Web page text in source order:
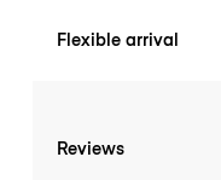
Flexible arrival
Reviews